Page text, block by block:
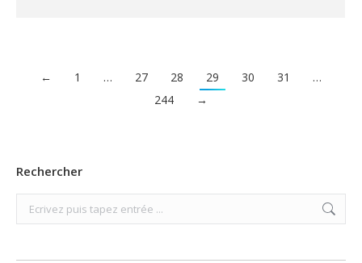
← 1 … 27 28 29 30 31
…
244
→
Rechercher
Search: